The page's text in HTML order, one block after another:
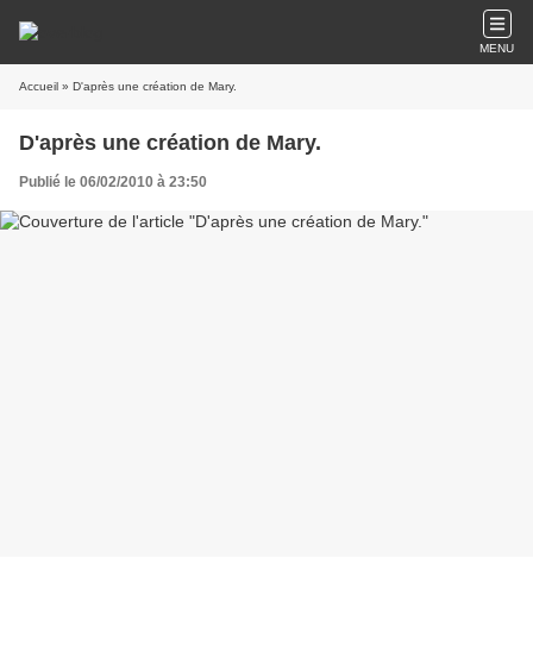
MENU
Accueil » D'après une création de Mary.
D'après une création de Mary.
Publié le 06/02/2010 à 23:50